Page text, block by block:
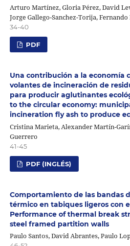
Arturo Martínez, Gloria Pérez, David
Jorge Gallego-Sanchez-Torija,
34-40
PDF
Una contribución a la economía
volantes de incineración de
para producir aglutinantes
to the circular economy:
incineration fly ash to produce
Cristina Marieta, Alexander Martín-
Guerrero
41-45
PDF (INGLÉS)
Comportamiento de las bandas
térmico en tabiques ligeros con
Performance of thermal break
steel framed partition walls
Paulo Santos, David Abrantes, Paulo